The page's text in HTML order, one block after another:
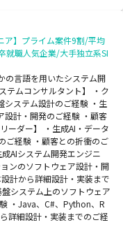
ア】プライム案件9割/平均
就職人気企業/大手独立系SI
の言語を用いたシステム開
テムコンサルタント】 ・ク
システム設計のご経験 ・生
設計・開発のご経験 ・顧客
ーダー】 ・生成AI・データ
ご経験 ・顧客との折衝のご
AIシステム開発エンジニ
ンのソフトウェア設計・開
計から詳細設計・実装まで
システム上のソフトウェア
・Java、C#、Python、R
詳細設計・実装までのご経